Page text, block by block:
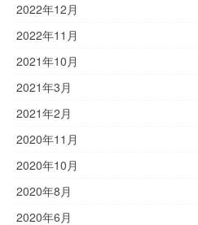
2022年12月
2022年11月
2021年10月
2021年3月
2021年2月
2020年11月
2020年10月
2020年8月
2020年6月